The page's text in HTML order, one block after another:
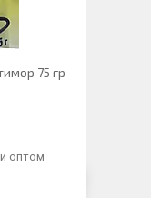
75 гр
оптом